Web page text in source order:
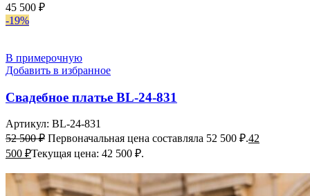
45 500 ₽
-19%
В примерочную
Добавить в избранное
Свадебное платье BL-24-831
Артикул: BL-24-831
52 500₽ Первоначальная цена составляла 52 500 ₽.42
500 ₽Текущая цена: 42 500 ₽.